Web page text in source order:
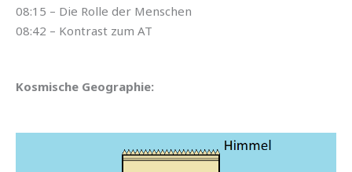
08:15 – Die Rolle der Menschen
08:42 – Kontrast zum AT
Kosmische Geographie: